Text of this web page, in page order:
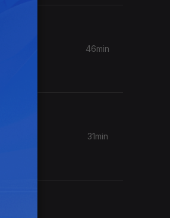
46min
31min